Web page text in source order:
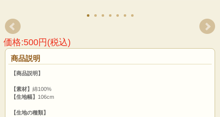
価格:500円(税込)
商品説明
【商品説明】
【素材】 綿100%
【生地幅】 106cm
【生地の種類】